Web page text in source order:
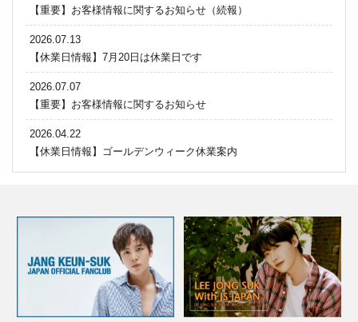
【重要】お客様情報に関するお知らせ（続報）
2026.07.13
【休業日情報】7月20日は休業日です
2026.07.07
【重要】お客様情報に関するお知らせ
2026.04.22
【休業日情報】ゴールデンウィーク休業案内